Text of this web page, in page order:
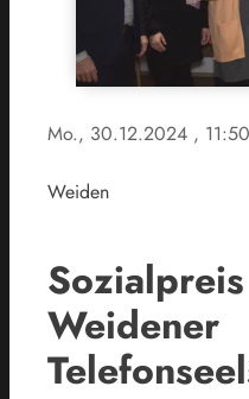
Mo., 30.12.2024 ,
Weiden
Weidener